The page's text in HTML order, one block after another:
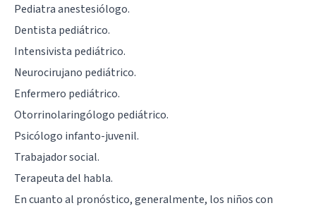
Pediatra anestesiólogo.
Dentista pediátrico.
Intensivista pediátrico.
Neurocirujano pediátrico.
Enfermero pediátrico.
Otorrinolaringólogo pediátrico.
Psicólogo infanto-juvenil.
Trabajador social.
Terapeuta del habla.
En cuanto al pronóstico, generalmente, los niños con